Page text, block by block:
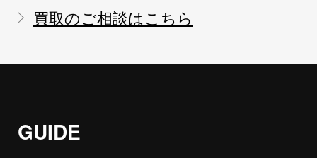
買取のご相談はこちら
GUIDE